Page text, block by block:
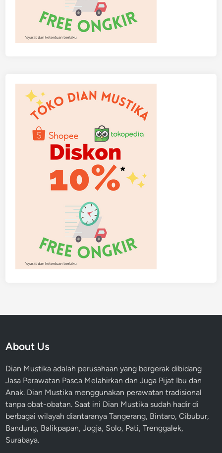
About Us
Dian Mustika adalah perusahaan yang bergerak dibidang
Jasa Perawatan Pasca Melahirkan dan Juga Pijat Ibu dan
Anak. Dian Mustika menggunakan perawatan tradisional
tanpa obat-obatan. Saat ini Dian Mustika sudah hadir di
berbagai wilayah diantaranya Tangerang, Bintaro, Cibubur,
Bandung, Balikpapan, Jogja, Solo, Pati, Trenggalek,
Surabaya.